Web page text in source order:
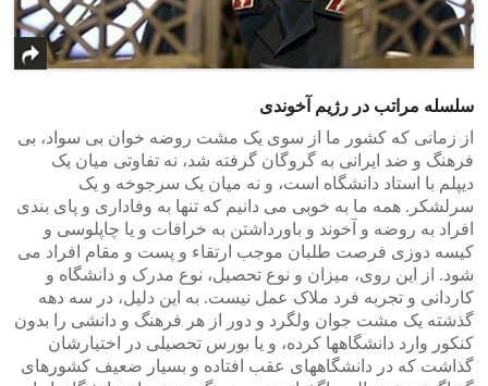
سلسله مراتب در رژیم آخوندی
از زمانی که کشور ما از سوی یک مشت روضه خوان بی سواد، بی
فرهنگ و ضد ایرانی به گروگان گرفته شد، نه تفاوتی میان یک
دیپلم با استاد دانشگاه است، و نه میان یک سرجوخه و یک
سرلشکر. همه ما به خوبی می دانیم که تنها به وفاداری و پای بندی
افراد به روضه و آخوند و باورداشتن به خرافات و یا چاپلوسی و
کیسه دوزی فرصت طلبان موجب ارتقاء و پست و مقام افراد می
شود. از این روی، میزان و نوع تحصیل، نوع مدرک و دانشگاه و
کاردانی و تجربه فرد ملاک عمل نیست. به این دلیل، در سه دهه
گذشته یک مشت جوان ولگرد و دور از هر فرهنگ و دانشی را بدون
کنکور وارد دانشگاهها کرده، و یا بورس تحصیلی در اختیارشان
گذاشت که در دانشگاههای عقب افتاده و بسیار ضعیف کشورهای